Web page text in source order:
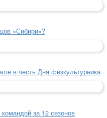
«Сибири»?
в честь Дня физкультурника
за 12 сезонов